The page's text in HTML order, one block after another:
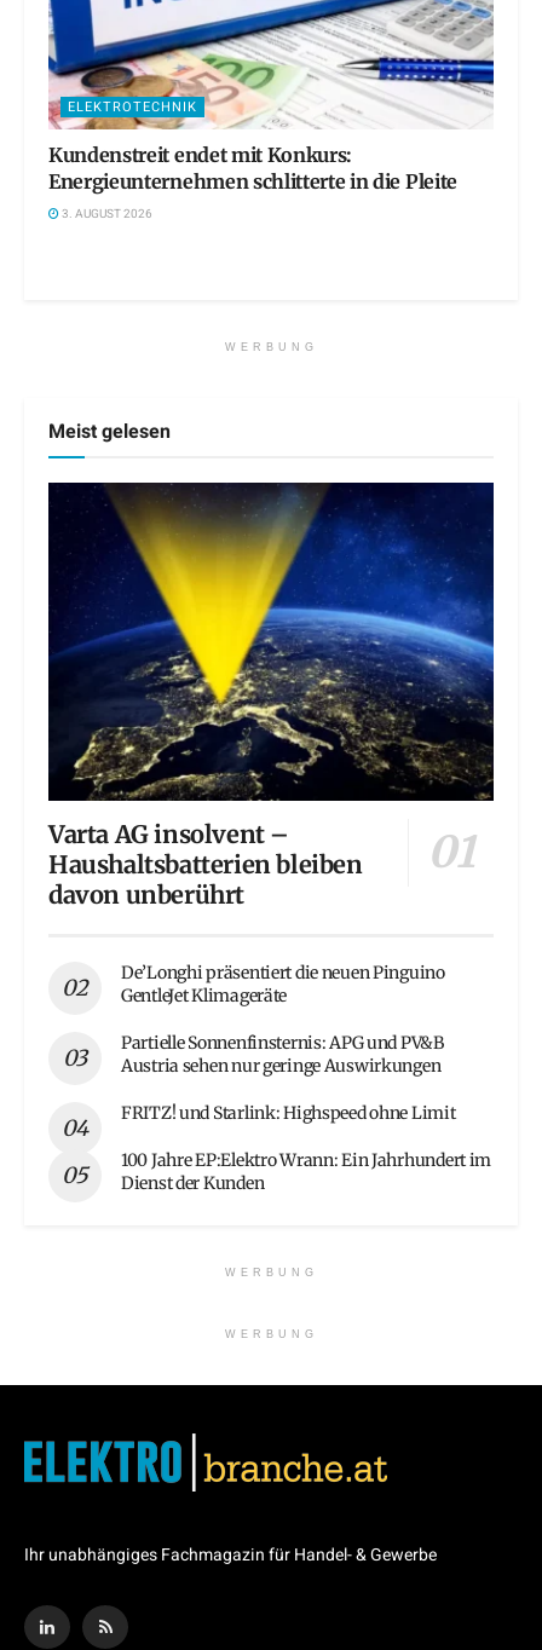
ELEKTROTECHNIK
Kundenstreit endet mit Konkurs:
Energieunternehmen schlitterte in die Pleite
3. AUGUST 2026
WERBUNG
Meist gelesen
Varta AG insolvent –
Haushaltsbatterien bleiben
davon unberührt
De’Longhi präsentiert die neuen Pinguino
GentleJet Klimageräte
Partielle Sonnenfinsternis: APG und PV&B
Austria sehen nur geringe Auswirkungen
FRITZ! und Starlink: Highspeed ohne Limit
100 Jahre EP:Elektro Wrann: Ein Jahrhundert im
Dienst der Kunden
WERBUNG
WERBUNG
Ihr unabhängiges Fachmagazin für Handel- & Gewerbe